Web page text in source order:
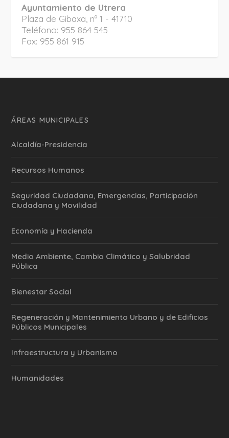
Ayuntamiento de Utrera
Plaza de Gibaxa, nº 1 - 41710
Teléfono: 955 864 545
Fax: 955 861 915
ÁREAS MUNICIPALES
Alcaldía-Presidencia
Recursos Humanos
Seguridad Ciudadana, Emergencias, Participación
Ciudadana y Movilidad
Economía y Hacienda
Medio Ambiente, Cambio Climático y Salubridad
Pública
Bienestar Social
Regeneración y Mantenimiento Urbano y de Edificios
Públicos Municipales
Infraestructura y Urbanismo
Humanidades